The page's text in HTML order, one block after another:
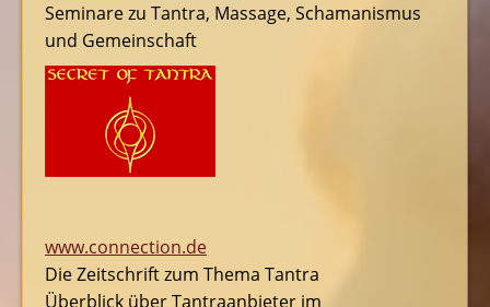
Seminare zu Tantra, Massage, Schamanismus
und Gemeinschaft
www.connection.de
Die Zeitschrift zum Thema Tantra
Überblick über Tantraanbieter im